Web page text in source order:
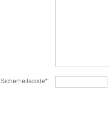
Sicherheitscode*: